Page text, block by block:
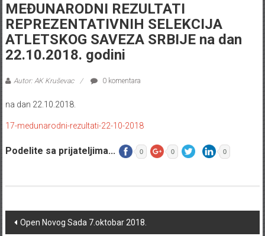
MEĐUNARODNI REZULTATI
REPREZENTATIVNIH SELEKCIJA
ATLETSKOG SAVEZA SRBIJE na dan
22.10.2018. godini
Autor: AK Kruševac 0 komentara
na dan 22.10.2018.
17-medunarodni-rezultati-22-10-2018
Podelite sa prijateljima... 0 0 0
Post navigation
Open Novog Sada 7.oktobar 2018.